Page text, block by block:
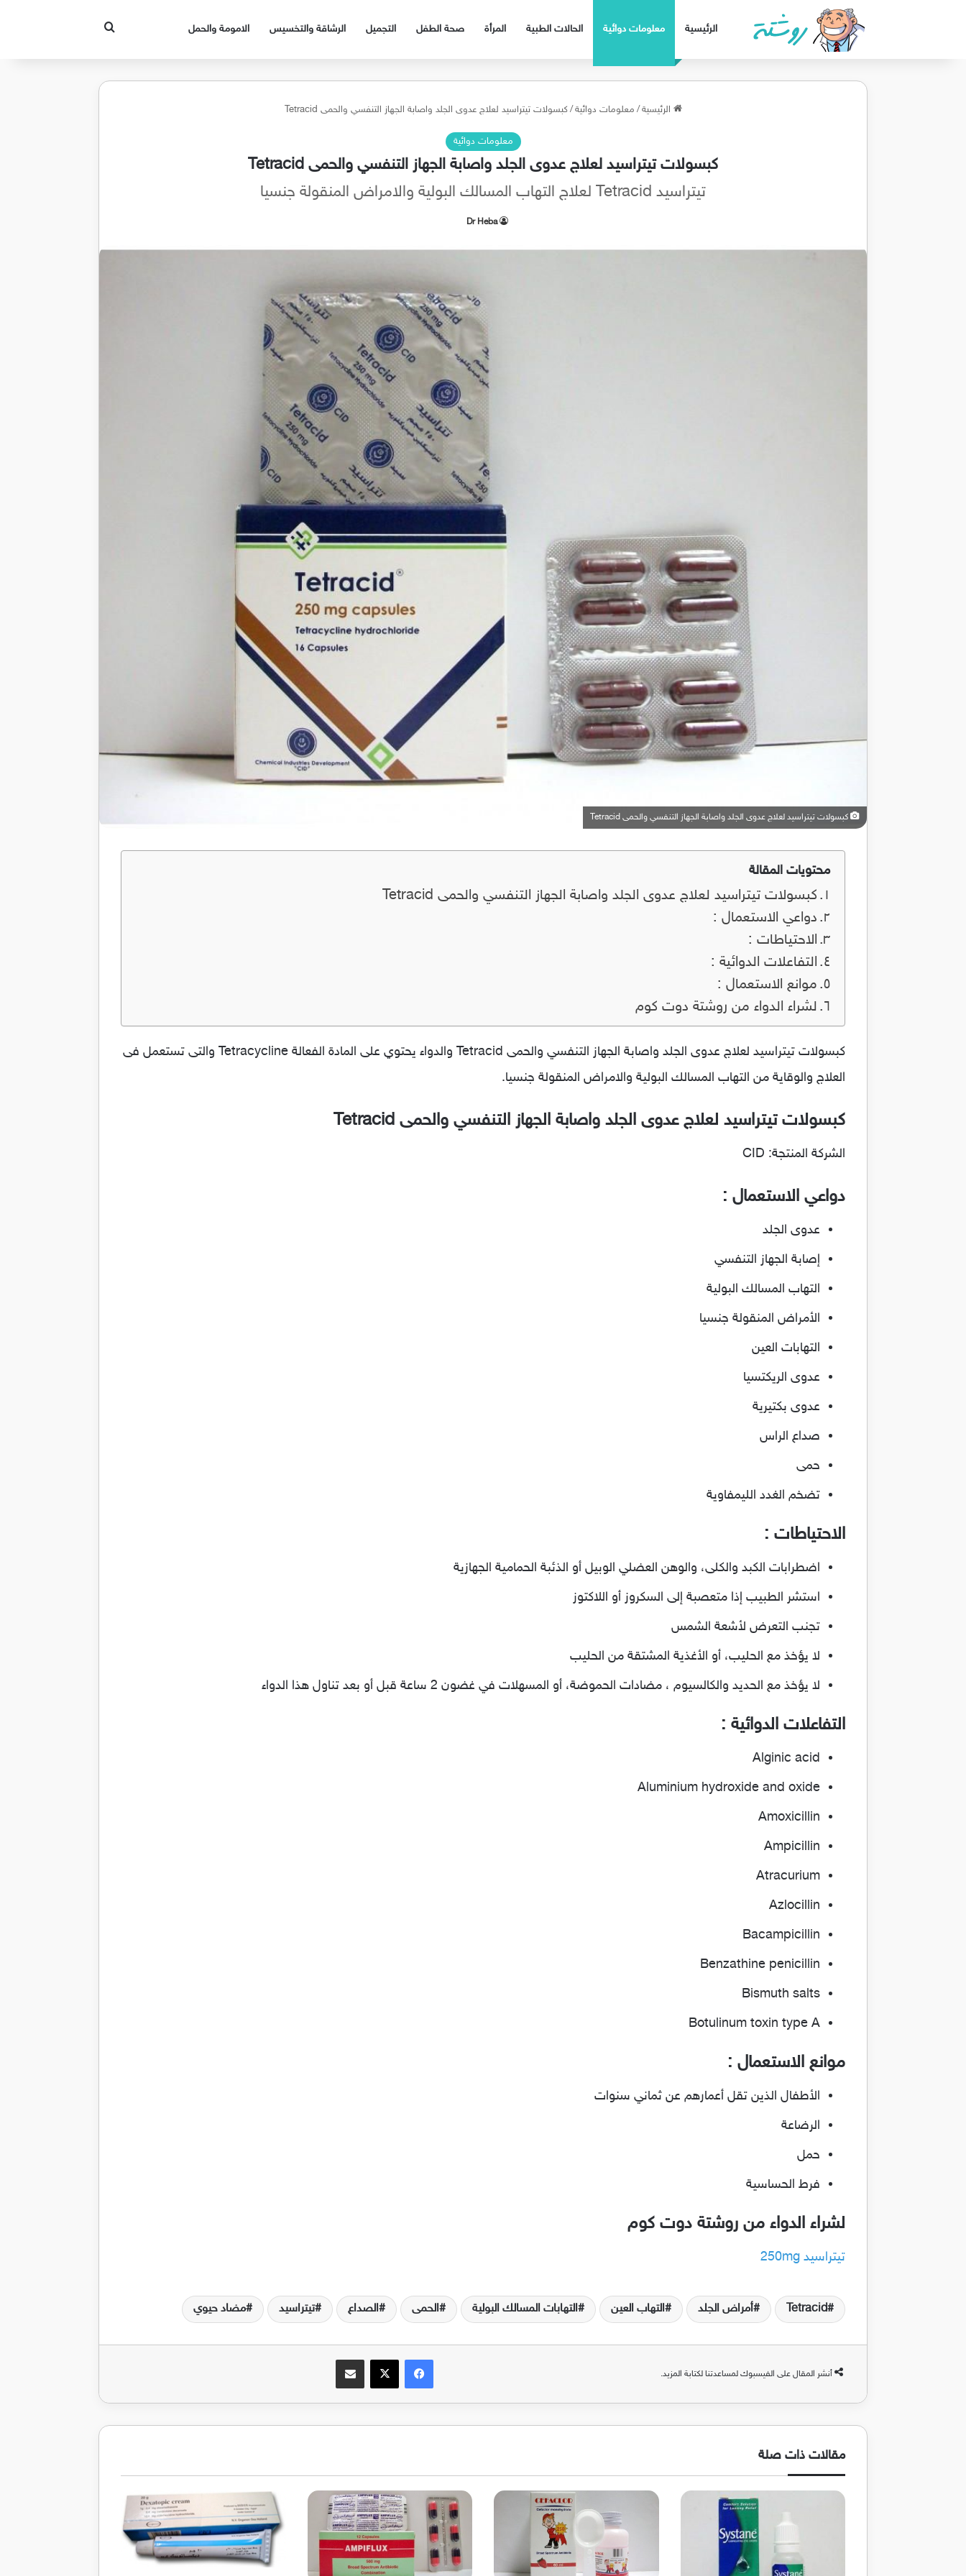
الرئيسية معلومات دوائية الحالات الطبية المرأة صحة الطفل التجميل الرشاقة والتخسيس الامومة والحمل
الرئيسية / معلومات دوائية / كبسولات تيتراسيد لعلاج عدوى الجلد واصابة الجهاز التنفسي والحمى Tetracid
معلومات دوائية
كبسولات تيتراسيد لعلاج عدوى الجلد واصابة الجهاز التنفسي والحمى Tetracid
تيتراسيد Tetracid لعلاج التهاب المسالك البولية والامراض المنقولة جنسيا
Dr Heba
كبسولات تيتراسيد لعلاج عدوى الجلد واصابة الجهاز التنفسي والحمى Tetracid
محتويات المقالة
كبسولات تيتراسيد لعلاج عدوى الجلد واصابة الجهاز التنفسي والحمى Tetracid
دواعي الاستعمال :
الاحتياطات :
التفاعلات الدوائية :
موانع الاستعمال :
لشراء الدواء من روشتة دوت كوم
كبسولات تيتراسيد لعلاج عدوى الجلد واصابة الجهاز التنفسي والحمى Tetracid والدواء يحتوي على المادة الفعالة Tetracycline والتى تستعمل فى
العلاج والوقاية من التهاب المسالك البولية والامراض المنقولة جنسيا.
كبسولات تيتراسيد لعلاج عدوى الجلد واصابة الجهاز التنفسي والحمى Tetracid
الشركة المنتجة: CID
دواعي الاستعمال :
عدوى الجلد
إصابة الجهاز التنفسي
التهاب المسالك البولية
الأمراض المنقولة جنسيا
التهابات العين
عدوى الريكتسيا
عدوى بكتيرية
صداع الراس
حمى
تضخم الغدد الليمفاوية
الاحتياطات :
اضطرابات الكبد والكلى، والوهن العضلي الوبيل أو الذئبة الحمامية الجهازية
استشر الطبيب إذا متعصبة إلى السكروز أو اللاكتوز
تجنب التعرض لأشعة الشمس
لا يؤخذ مع الحليب، أو الأغذية المشتقة من الحليب
لا يؤخذ مع الحديد والكالسيوم ، مضادات الحموضة، أو المسهلات في غضون 2 ساعة قبل أو بعد تناول هذا الدواء
التفاعلات الدوائية :
Alginic acid
Aluminium hydroxide and oxide
Amoxicillin
Ampicillin
Atracurium
Azlocillin
Bacampicillin
Benzathine penicillin
Bismuth salts
Botulinum toxin type A
موانع الاستعمال :
الأطفال الذين تقل أعمارهم عن ثماني سنوات
الرضاعة
حمل
فرط الحساسية
لشراء الدواء من روشتة دوت كوم
تيتراسيد 250mg
Tetracid أمراض الجلد التهاب العين التهابات المسالك البولية الحمى الصداع تيتراسيد مضاد حيوي
أنشر المقال على الفيسبوك لمساعدتنا لكتابة المزيد.
فيسبوك
مقالات ذات صلة